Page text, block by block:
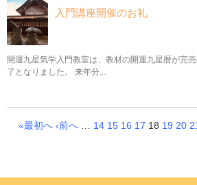
入門講座開催のお礼
開運九星気学入門教室は、教材の開運九星暦が完
了となりました。 来年分...
«最初へ ‹前へ 14 15 16 17 18 19 20